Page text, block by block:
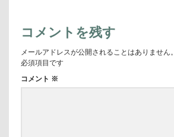
コメントを残す
メールアドレスが公開されることはありません。
必須項目です
コメント ※